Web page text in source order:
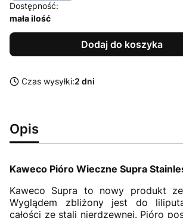
Dostępność:
mała ilość
Dodaj do koszyka
Czas wysyłki:2 dni
Opis
Kaweco Pióro Wieczne Supra
Kaweco Supra to nowy produkt
Wyglądem zbliżony jest do
całości ze stali nierdzewnej. Pióro